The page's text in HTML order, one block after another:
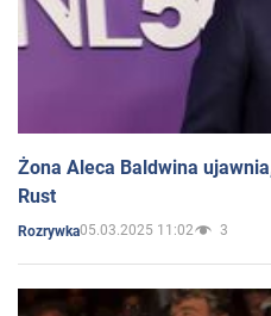
Żona Aleca Baldwina
Rust
Rozrywka05.03.2025 11:02 3